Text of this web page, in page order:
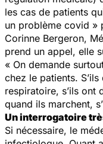
les cas de patients
un problème covid »
Corinne Bergeron,
prend un appel, elle
« On demande
chez le patients.
respiratoire, s’ils ont
quand ils marchent,
Un interrogatoire
Si nécessaire, le